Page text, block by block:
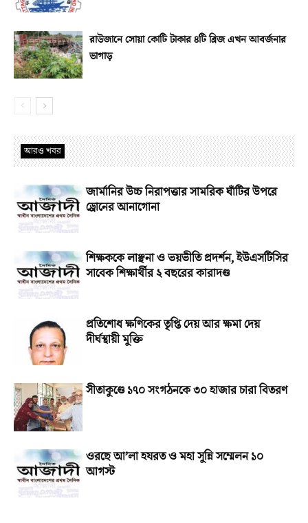
রাউজানে সোয়া কোটি টাকার ৪টি ব্রিজ এখন আবর্জনার
ভাগাড়
আরও খবর
জার্মানির উচ্চ নিরাপত্তার সামরিক ঘাঁটির উপরে
ড্রোনের আনাগোনা
শিক্ষককে লাঞ্ছনা ও ভয়ভীতি প্রদর্শন, ইউএসটিসির
সাবেক শিক্ষার্থীর ২ বছরের কারাদণ্ড
প্রতিশোধ ক্ষণিকের তৃপ্তি দেয় আর ক্ষমা দেয়
দীর্ঘস্থায়ী মুক্তি
সীতাকুণ্ডে ১৭০ সংগঠনকে ৩০ হাজার চারা বিতরণ
ওরছে আ’লা হযরত ও মহা সুন্নি সম্মেলন ১০
আগস্ট